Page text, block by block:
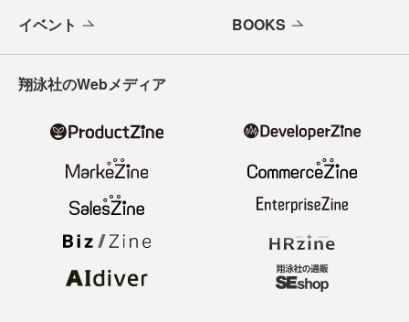
イベント BOOKS
翔泳社のWebメディア